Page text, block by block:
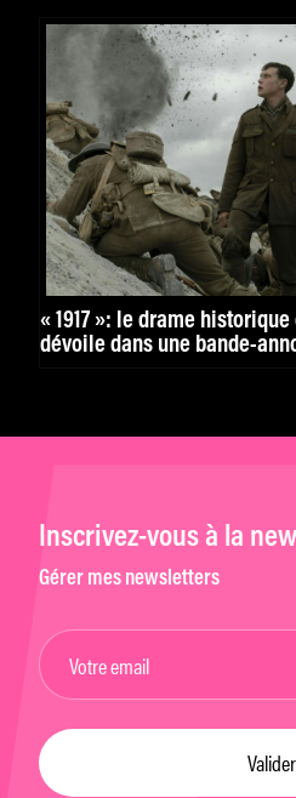
« 1917 »: le drame
dévoile dans une bande-
Inscrivez-vous à la
Gérer mes newsletters